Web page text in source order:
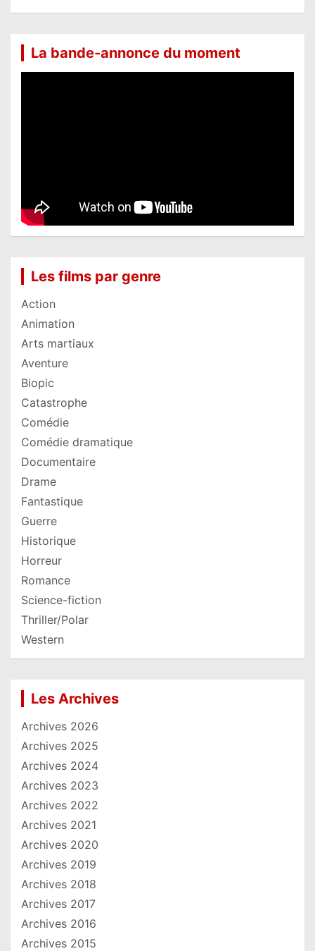
La bande-annonce du moment
Les films par genre
Action
Animation
Arts martiaux
Aventure
Biopic
Catastrophe
Comédie
Comédie dramatique
Documentaire
Drame
Fantastique
Guerre
Historique
Horreur
Romance
Science-fiction
Thriller/Polar
Western
Les Archives
Archives 2026
Archives 2025
Archives 2024
Archives 2023
Archives 2022
Archives 2021
Archives 2020
Archives 2019
Archives 2018
Archives 2017
Archives 2016
Archives 2015